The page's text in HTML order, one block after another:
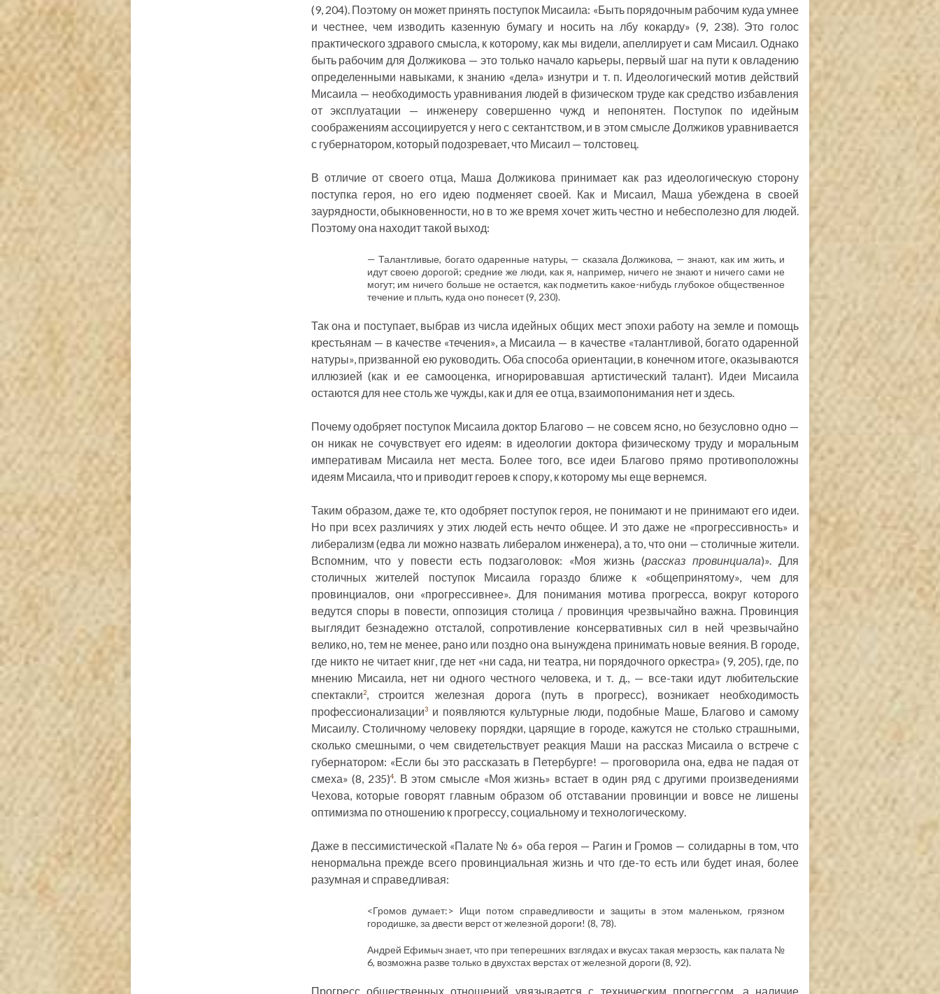
(9, 204). Поэтому он может принять поступок Мисаила: «Быть порядочным рабочим куда умнее
и честнее, чем изводить казенную бумагу и носить на лбу кокарду» (9, 238). Это голос
практического здравого смысла, к которому, как мы видели, апеллирует и сам Мисаил. Однако
быть рабочим для Должикова — это только начало карьеры, первый шаг на пути к овладению
определенными навыками, к знанию «дела» изнутри и т. п. Идеологический мотив действий
Мисаила — необходимость уравнивания людей в физическом труде как средство избавления
от эксплуатации — инженеру совершенно чужд и непонятен. Поступок по идейным
соображениям ассоциируется у него с сектантством, и в этом смысле Должиков уравнивается
с губернатором, который подозревает, что Мисаил — толстовец.
В отличие от своего отца, Маша Должикова принимает как раз идеологическую сторону
поступка героя, но его идею подменяет своей. Как и Мисаил, Маша убеждена в своей
заурядности, обыкновенности, но в то же время хочет жить честно и небесполезно для людей.
Поэтому она находит такой выход:
— Талантливые, богато одаренные натуры, — сказала Должикова, — знают, как им жить, и
идут своею дорогой; средние же люди, как я, например, ничего не знают и ничего сами не
могут; им ничего больше не остается, как подметить какое-нибудь глубокое общественное
течение и плыть, куда оно понесет (9, 230).
Так она и поступает, выбрав из числа идейных общих мест эпохи работу на земле и помощь
крестьянам — в качестве «течения», а Мисаила — в качестве «талантливой, богато одаренной
натуры», призванной ею руководить. Оба способа ориентации, в конечном итоге, оказываются
иллюзией (как и ее самооценка, игнорировавшая артистический талант). Идеи Мисаила
остаются для нее столь же чужды, как и для ее отца, взаимопонимания нет и здесь.
Почему одобряет поступок Мисаила доктор Благово — не совсем ясно, но безусловно одно —
он никак не сочувствует его идеям: в идеологии доктора физическому труду и моральным
императивам Мисаила нет места. Более того, все идеи Благово прямо противоположны
идеям Мисаила, что и приводит героев к спору, к которому мы еще вернемся.
Таким образом, даже те, кто одобряет поступок героя, не понимают и не принимают его идеи.
Но при всех различиях у этих людей есть нечто общее. И это даже не «прогрессивность» и
либерализм (едва ли можно назвать либералом инженера), а то, что они — столичные жители.
Вспомним, что у повести есть подзаголовок: «Моя жизнь (рассказ провинциала)». Для
столичных жителей поступок Мисаила гораздо ближе к «общепринятому», чем для
провинциалов, они «прогрессивнее». Для понимания мотива прогресса, вокруг которого
ведутся споры в повести, оппозиция столица / провинция чрезвычайно важна. Провинция
выглядит безнадежно отсталой, сопротивление консервативных сил в ней чрезвычайно
велико, но, тем не менее, рано или поздно она вынуждена принимать новые веяния. В городе,
где никто не читает книг, где нет «ни сада, ни театра, ни порядочного оркестра» (9, 205), где, по
мнению Мисаила, нет ни одного честного человека, и т. д., — все-таки идут любительские
спектакли2, строится железная дорога (путь в прогресс), возникает необходимость
профессионализации3и появляются культурные люди, подобные Маше, Благово и самому
Мисаилу. Столичному человеку порядки, царящие в городе, кажутся не столько страшными,
сколько смешными, о чем свидетельствует реакция Маши на рассказ Мисаила о встрече с
губернатором: «Если бы это рассказать в Петербурге! — проговорила она, едва не падая от
смеха» (8, 235)4. В этом смысле «Моя жизнь» встает в один ряд с другими произведениями
Чехова, которые говорят главным образом об отставании провинции и вовсе не лишены
оптимизма по отношению к прогрессу, социальному и технологическому.
Даже в пессимистической «Палате № 6» оба героя — Рагин и Громов — солидарны в том, что
ненормальна прежде всего провинциальная жизнь и что где-то есть или будет иная, более
разумная и справедливая:
<Громов думает:> Ищи потом справедливости и защиты в этом маленьком, грязном
городишке, за двести верст от железной дороги! (8, 78).
Андрей Ефимыч знает, что при теперешних взглядах и вкусах такая мерзость, как палата №
6, возможна разве только в двухстах верстах от железной дороги (8, 92).
Прогресс общественных отношений увязывается с техническим прогрессом, а наличие